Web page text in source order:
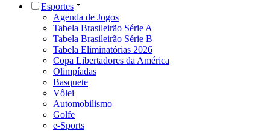
Esportes
Agenda de Jogos
Tabela Brasileirão Série A
Tabela Brasileirão Série B
Tabela Eliminatórias 2026
Copa Libertadores da América
Olimpíadas
Basquete
Vôlei
Automobilismo
Golfe
e-Sports